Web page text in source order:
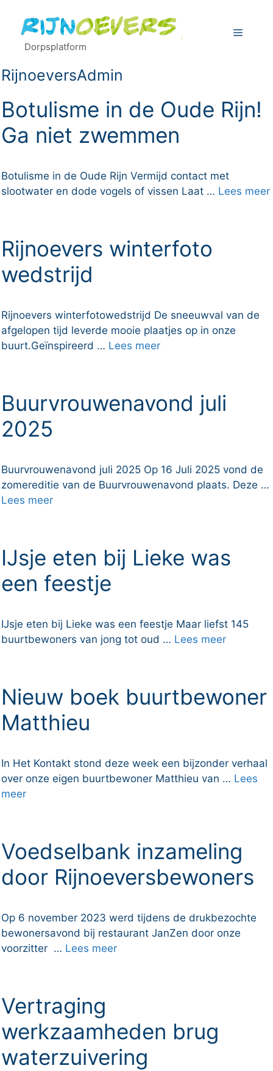
inhoudDorpsplatform
Menu
RijnoeversAdmin
Botulisme in de Oude Rijn!
Ga niet zwemmen
Botulisme in de Oude Rijn Vermijd contact met
slootwater en dode vogels of vissen Laat … Lees meer
Rijnoevers winterfoto
wedstrijd
Rijnoevers winterfotowedstrijd De sneeuwval van de
afgelopen tijd leverde mooie plaatjes op in onze
buurt.Geïnspireerd … Lees meer
Buurvrouwenavond juli
2025
Buurvrouwenavond juli 2025 Op 16 Juli 2025 vond de
zomereditie van de Buurvrouwenavond plaats. Deze …
Lees meer
IJsje eten bij Lieke was
een feestje
IJsje eten bij Lieke was een feestje Maar liefst 145
buurtbewoners van jong tot oud … Lees meer
Nieuw boek buurtbewoner
Matthieu
In Het Kontakt stond deze week een bijzonder verhaal
over onze eigen buurtbewoner Matthieu van … Lees
meer
Voedselbank inzameling
door Rijnoeversbewoners
Op 6 november 2023 werd tijdens de drukbezochte
bewonersavond bij restaurant JanZen door onze
voorzitter … Lees meer
Vertraging
werkzaamheden brug
waterzuivering